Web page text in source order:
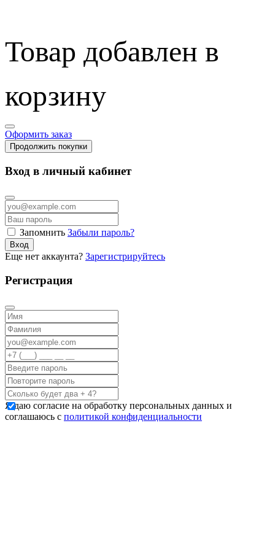
Товар добавлен в
корзину
Оформить заказ
Продолжить покупки
Вход в личный кабинет
Запомнить Забыли пароль?
Вход
Еще нет аккаунта? Зарегистрируйтесь
Регистрация
Я даю согласие на обработку персональных данных и
соглашаюсь с политикой конфиденциальности